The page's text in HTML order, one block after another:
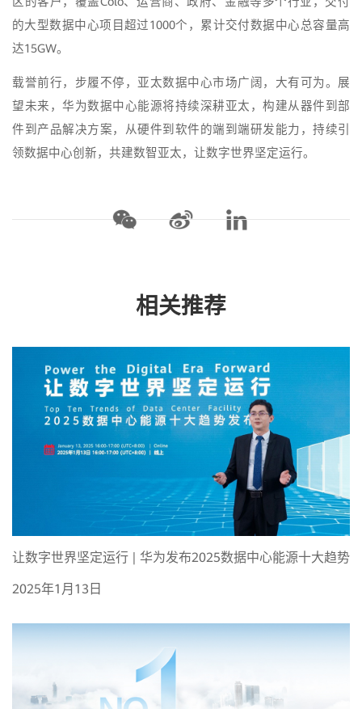
的大型数据中心项目超过1000个，累计交付数据中心总容量高
达15GW。
载誉前行，步履不停，亚太数据中心市场广阔，大有可为。展
望未来，华为数据中心能源将持续深耕亚太，构建从器件到部
件到产品解决方案，从硬件到软件的端到端研发能力，持续引
领数据中心创新，共建数智亚太，让数字世界坚定运行。
相关推荐
让数字世界坚定运行 | 华为发布2025数据中心能源十大趋势
2025年1月13日